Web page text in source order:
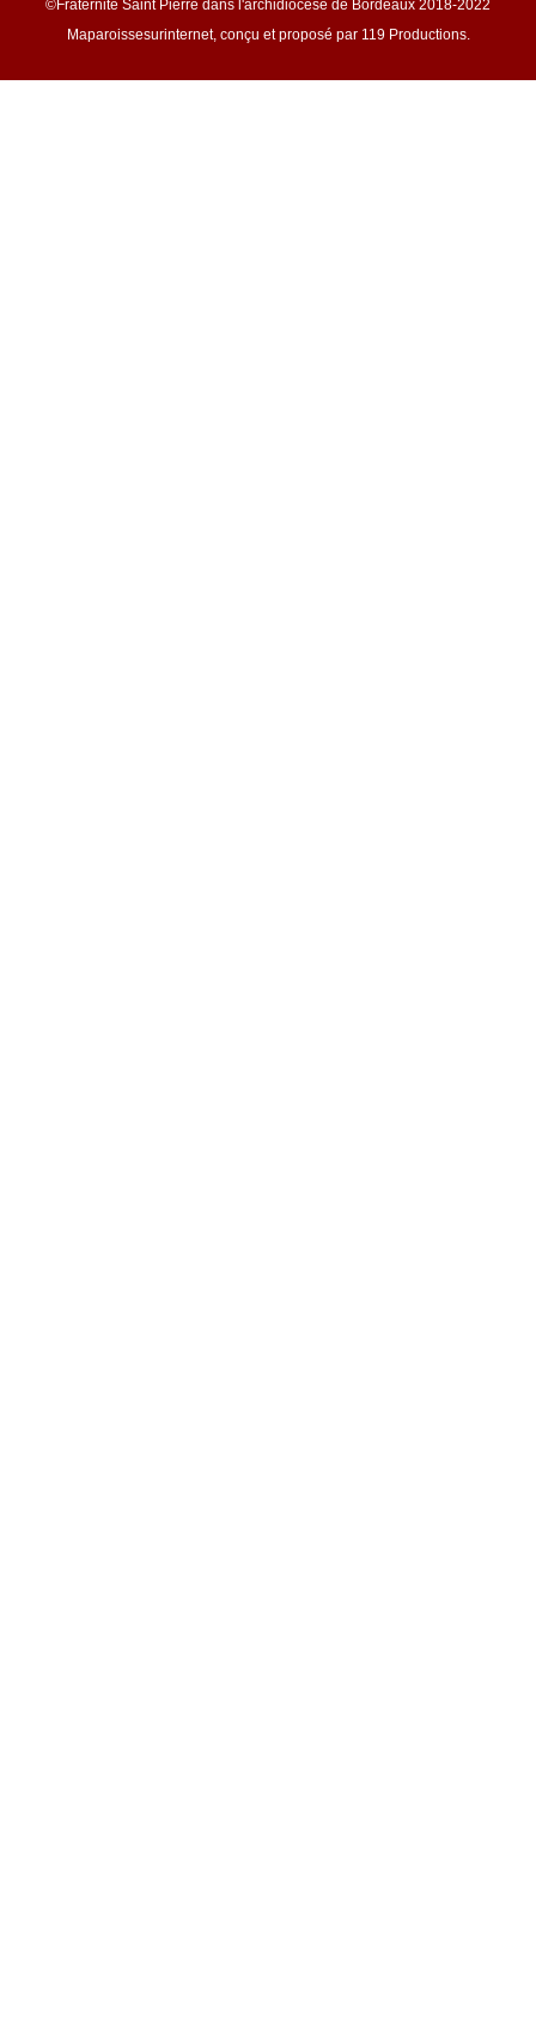
©Fraternité Saint Pierre dans l'archidiocèse de Bordeaux 2018-2022
Maparoissesurinternet, conçu et proposé par 119 Productions.